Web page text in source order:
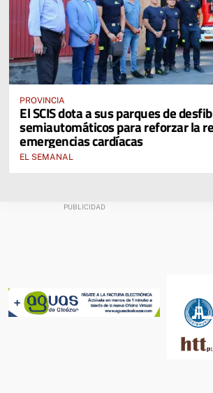
PROVINCIA
El SCIS dota a sus parques de
semiautomáticos para reforzar la
emergencias cardíacas
EL SEMANAL